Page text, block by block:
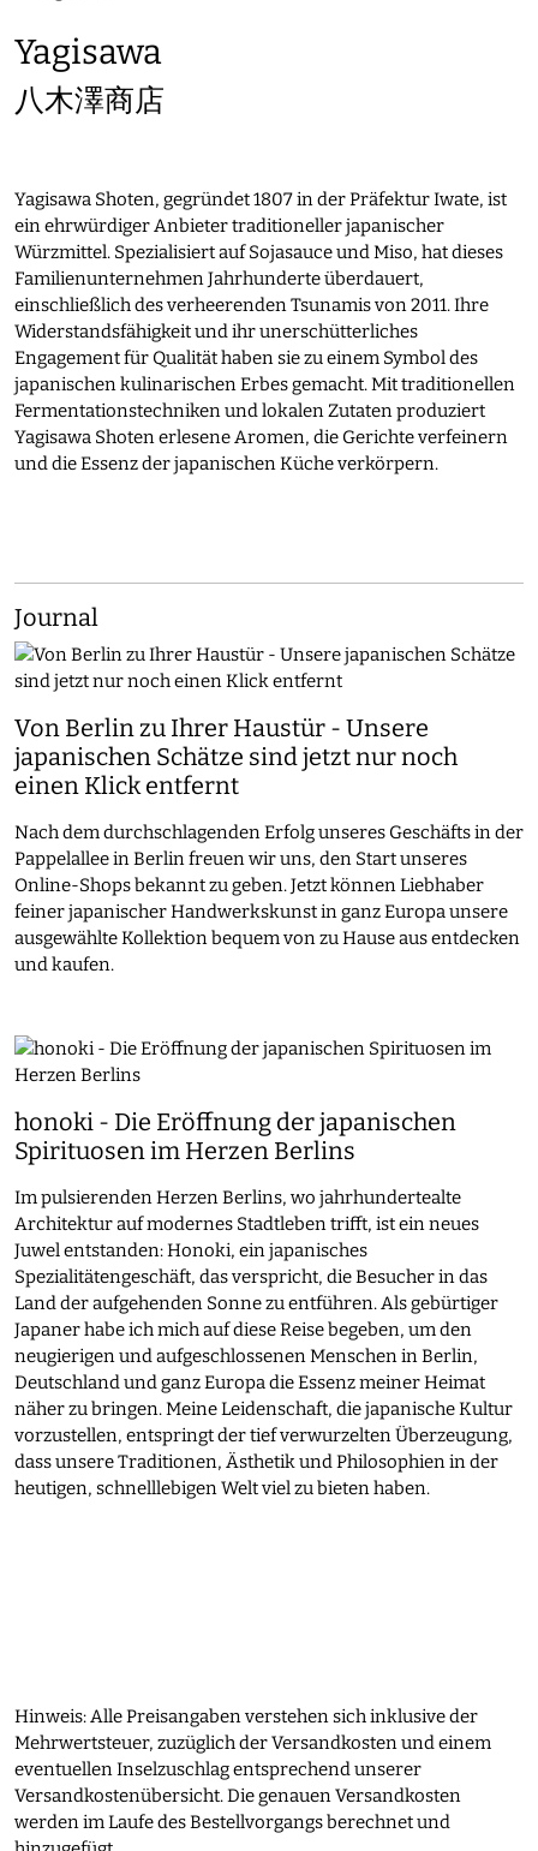
Yagisawa
八木澤商店
Yagisawa Shoten, gegründet 1807 in der Präfektur Iwate, ist
ein ehrwürdiger Anbieter traditioneller japanischer
Würzmittel. Spezialisiert auf Sojasauce und Miso, hat dieses
Familienunternehmen Jahrhunderte überdauert,
einschließlich des verheerenden Tsunamis von 2011. Ihre
Widerstandsfähigkeit und ihr unerschütterliches
Engagement für Qualität haben sie zu einem Symbol des
japanischen kulinarischen Erbes gemacht. Mit traditionellen
Fermentationstechniken und lokalen Zutaten produziert
Yagisawa Shoten erlesene Aromen, die Gerichte verfeinern
und die Essenz der japanischen Küche verkörpern.
Journal
Von Berlin zu Ihrer Haustür - Unsere
japanischen Schätze sind jetzt nur noch
einen Klick entfernt
Nach dem durchschlagenden Erfolg unseres Geschäfts in der
Pappelallee in Berlin freuen wir uns, den Start unseres
Online-Shops bekannt zu geben. Jetzt können Liebhaber
feiner japanischer Handwerkskunst in ganz Europa unsere
ausgewählte Kollektion bequem von zu Hause aus entdecken
und kaufen.
honoki - Die Eröffnung der japanischen
Spirituosen im Herzen Berlins
Im pulsierenden Herzen Berlins, wo jahrhundertealte
Architektur auf modernes Stadtleben trifft, ist ein neues
Juwel entstanden: Honoki, ein japanisches
Spezialitätengeschäft, das verspricht, die Besucher in das
Land der aufgehenden Sonne zu entführen. Als gebürtiger
Japaner habe ich mich auf diese Reise begeben, um den
neugierigen und aufgeschlossenen Menschen in Berlin,
Deutschland und ganz Europa die Essenz meiner Heimat
näher zu bringen. Meine Leidenschaft, die japanische Kultur
vorzustellen, entspringt der tief verwurzelten Überzeugung,
dass unsere Traditionen, Ästhetik und Philosophien in der
heutigen, schnelllebigen Welt viel zu bieten haben.
Hinweis: Alle Preisangaben verstehen sich inklusive der
Mehrwertsteuer, zuzüglich der Versandkosten und einem
eventuellen Inselzuschlag entsprechend unserer
Versandkostenübersicht. Die genauen Versandkosten
werden im Laufe des Bestellvorgangs berechnet und